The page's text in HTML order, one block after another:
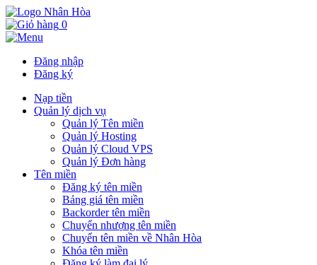
0
Đăng nhập
Đăng ký
Nạp tiền
Quản lý dịch vụ
Quản lý Tên miền
Quản lý Hosting
Quản lý Cloud VPS
Quản lý Đơn hàng
Tên miền
Đăng ký tên miền
Bảng giá tên miền
Backorder tên miền
Chuyển nhượng tên miền
Chuyển tên miền về Nhân Hòa
Khóa tên miền